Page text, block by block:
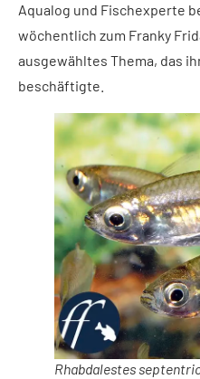
Aqualog und Fischexperte
wöchentlich zum Franky
ausgewähltes Thema, das
beschäftigte.
Rhabdalestes